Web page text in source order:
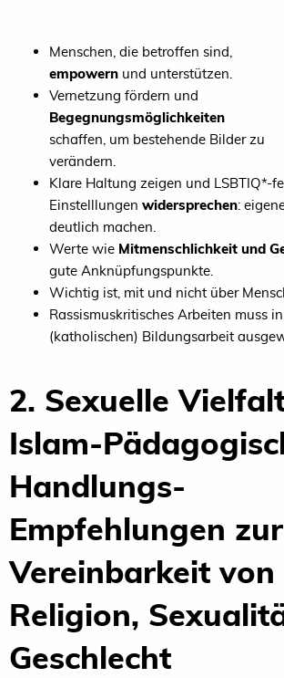
Menschen, die betroffen sind,
empowern und unterstützen.
Vernetzung fördern und
Begegnungsmöglichkeiten
schaffen, um bestehende Bilder zu
verändern.
Klare Haltung zeigen und LSBTIQ*-
Einstelllungen widersprechen:
deutlich machen.
Werte wie Mitmenschlichkeit und
gute Anknüpfungspunkte.
Wichtig ist, mit und nicht über
Rassismuskritisches Arbeiten muss
(katholischen) Bildungsarbeit
2. Sexuelle
Islam-
Handlungs-
Empfehlungen zur
Vereinbarkeit von
Religion,
Geschlecht